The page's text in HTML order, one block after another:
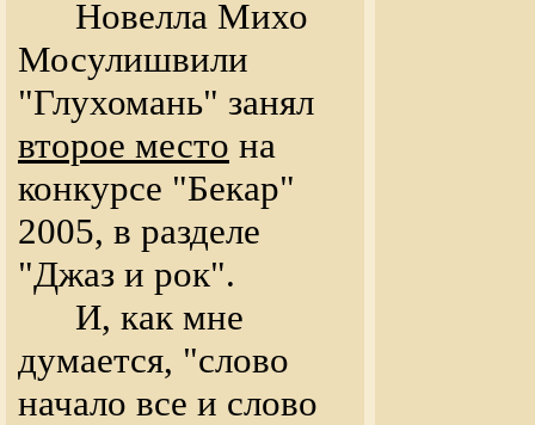
Новелла Михо
Мосулишвили
"Глухомань" занял
второе место на
конкурсе "Бекар"
2005, в разделе
"Джаз и рок".
И, как мне
думается, "слово
начало все и слово